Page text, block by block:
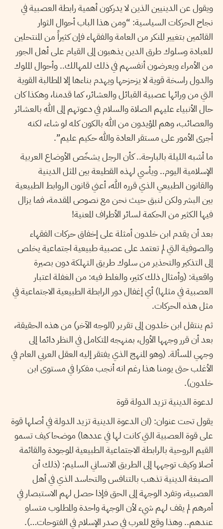
ويقول عن الدينيين الذين لا يدركون أهمية رابطة العصبية في
نجاح الحركات السياسية: “ومن هذا الباب أحوال الثوار
القائمين بتغيير المنكر من العامة والفقهاء فإن كثيراً من المنتحلين
للعبادة وسلوك طرق الدين يذهبون إلى القيام على أهل الجور
من الأمراء ويعرضون أنفسهم في ذلك للمهالك.. وأحوال الملوك
والدول راسخة قوية لا يزحزحها ويهدم بناءها إلا المطالبة القوية
التي من ورائها عصبية القبائل والعشائر، كما قدمنا، وهكذا كان
حال الأنبياء عليهم الصلاة والسلام في دعوتهم إلى الله بالعشائر
والعصائب، وهم المؤيدون من الله بالكون كله لو شاء، لكنه
أجرى الأمور على مستقر العادة والله حكيم عليم”.
ما أشبه الليلة بالبارحة.. كأن الرجل يشخّص الأوضاع العربية
الإسلامية اليوم.. ويأسي لهذه القطيعة بين المثل الدينية
والقانون الطبيعي الذي قرره الله، أعني قانون الروابط الطبيعية
بين البشر ولكن لنبق حيث نحن مع نصوص المقدمة، فما يزال
فيها الكثير من الحكمة لسائر الأطراف المعنية!
بعد أن يقدم ابن خلدون أمثلة على إخفاق حركات الفقهاء
والصوفية التي لم تعتمد على عصبية طبيعية اجتماعية يخلص
إلى التذكير والتحذير من سلوك طريق التهلكة دون بصيرة
واقعية: (وأمثال ذلك كثير، والغلط فيه: من الغفلة اعتبار
العصبية في مثلها) أي إغفال دور الرابطة الطبيعية الاجتماعية في
مثل هذه الحركات.
ثم ينتقل ابن خلدون إلى تقرير (الوجه الآخر) من هذه الحقيقة،
بعد أن قرر وجهها الأول، بمنهجه المتكامل في النظر دائما إلى
وجهي المسألة. (وهو المنهج الذي يفتقر إليه العقل العربي العام في
الأغلب حتى يومنا هذا رغم انه أنجب مفكرا في مستوى ابن
خلدون).
لدعوة الدينية تزيد الدولة قوة
يقول تحت عنوان: (ان الدعوة الدينية تزيد الدولة في أصلها قوة
على قوة العصبية التي كانت لها في عددها) موضحا كيف تسمو
القيم الروحية بالرابطة الاجتماعية الطبيعية الموجودة والقائمة
أصلا وكيف توجهها إلى الطريق الانساني السليم: (ذلك أن
الصبغة الدينية تذهب بالتنافس والتحاسد الذي في أهل
العصبية، وتفرد الوجهة إلى الحق فإذا حصل لهم الاستبصار في
أمرهم لم يقف لهم شيء لأن الوجهة واحدة والمطلوب متساو
عندهم.. وهذا وقع للعرب في صدر الإسلام في الفتوحات…).